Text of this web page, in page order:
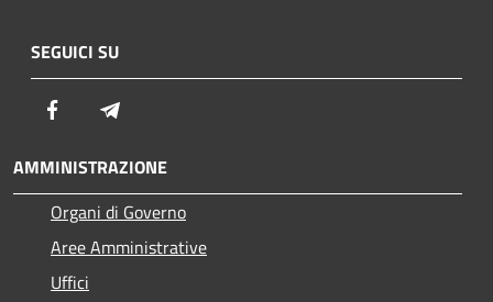
SEGUICI SU
Facebook
AMMINISTRAZIONE
Organi di Governo
Aree Amministrative
Uffici